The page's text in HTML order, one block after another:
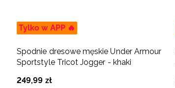
Tylko w APP 🔥
Spodnie dresowe męskie Under Armour
Sportstyle Tricot Jogger - khaki
249,99 zł